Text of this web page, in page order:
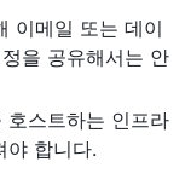
이메일 또는 데이
을 공유해서는 안
호스트하는 인프라
야 합니다.